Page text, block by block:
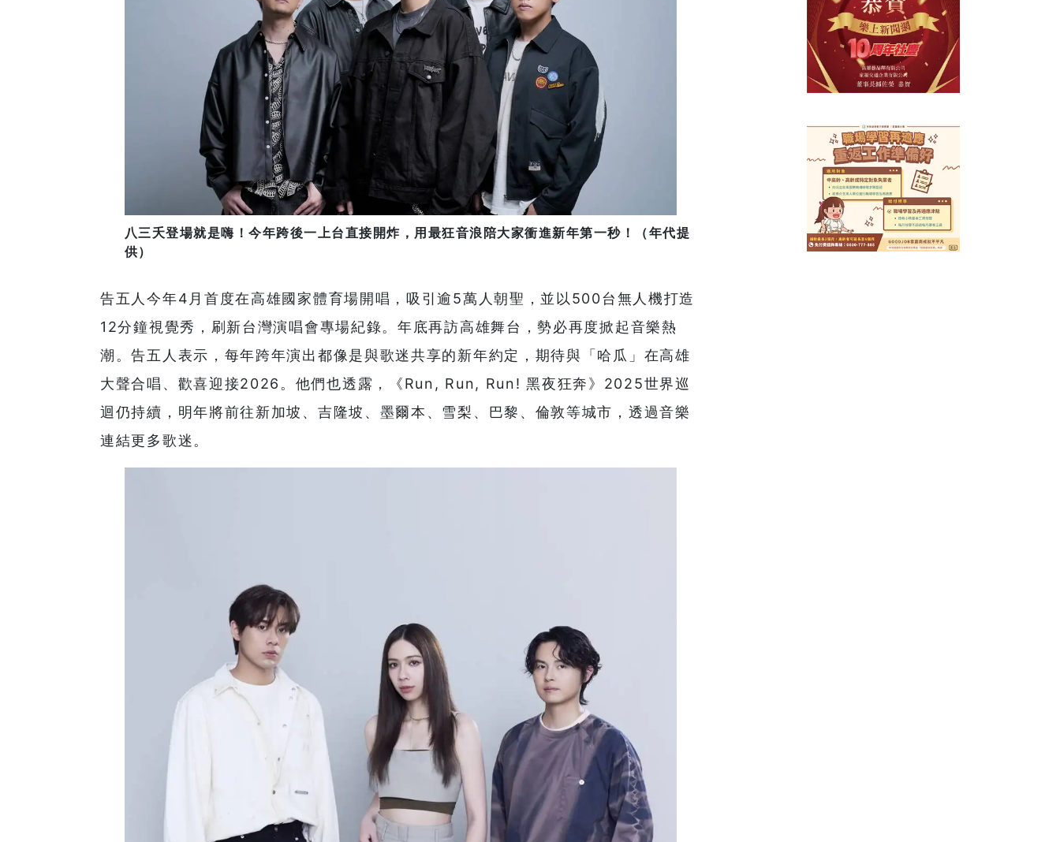
八三夭登場就是嗨！今年跨後一上台直接開炸，用最狂音浪陪大家衝進新年第一秒！（年代提
供）
告五人今年4月首度在高雄國家體育場開唱，吸引逾5萬人朝聖，並以500台無人機打造
12分鐘視覺秀，刷新台灣演唱會專場紀錄。年底再訪高雄舞台，勢必再度掀起音樂熱
潮。告五人表示，每年跨年演出都像是與歌迷共享的新年約定，期待與「哈瓜」在高雄
大聲合唱、歡喜迎接2026。他們也透露，《Run, Run, Run! 黑夜狂奔》2025世界巡
迴仍持續，明年將前往新加坡、吉隆坡、墨爾本、雪梨、巴黎、倫敦等城市，透過音樂
連結更多歌迷。